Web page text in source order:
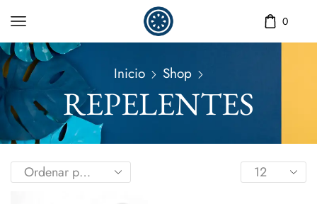
0
Inicio Shop
REPELENTES